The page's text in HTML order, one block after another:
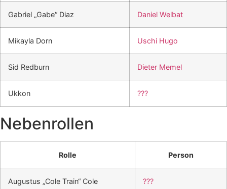
Gabriel „Gabe“ Diaz Daniel Welbat
Mikayla Dorn Uschi Hugo
Sid Redburn Dieter Memel
Ukkon ???
Nebenrollen
Rolle Person
Augustus „Cole Train“ Cole ???